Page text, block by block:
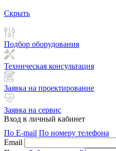
Скрыть
Подбор оборудования
Техническая консультация
Заявка на проектирование
Заявка на сервис
Вход в личный кабинет
По E-mail По номеру телефона
Email